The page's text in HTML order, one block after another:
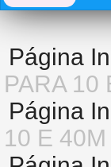
Página
PARA 10
Página
10 E